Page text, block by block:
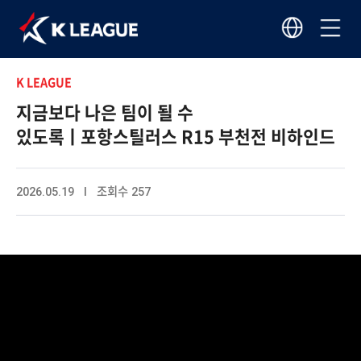
K LEAGUE
지금보다 나은 팀이 될 수
있도록ㅣ포항스틸러스 R15 부천전 비하인드
2026.05.19 I 조회수 257